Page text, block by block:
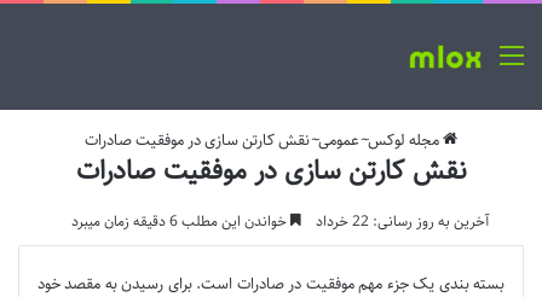
منو
مجله لوکس~عمومی~نقش کارتن سازی در موفقیت صادرات
نقش کارتن سازی در موفقیت صادرات
آخرین به روز رسانی: 22 خرداد خواندن این مطلب 6 دقیقه زمان میبرد
بسته بندی یک جزء مهم موفقیت در صادرات است. برای رسیدن به مقصد خود